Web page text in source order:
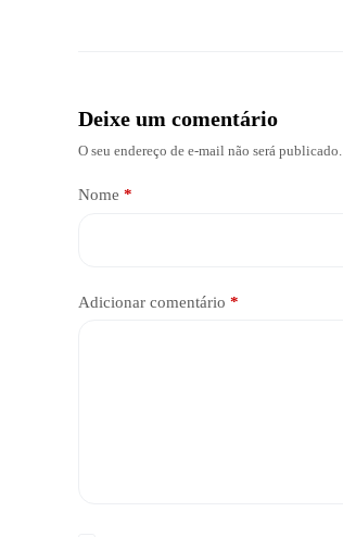
Deixe um comentário
O seu endereço de e-mail não será publicado.
Nome *
Adicionar comentário *